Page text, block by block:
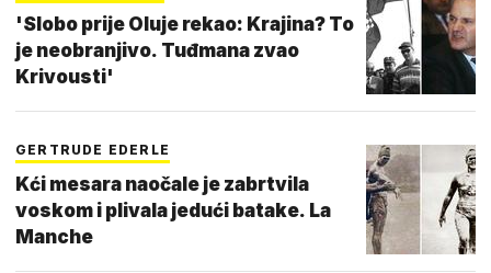
'Slobo prije Oluje rekao: Krajina? To
je neobranjivo. Tuđmana zvao
Krivousti'
GERTRUDE EDERLE
Kći mesara naočale je zabrtvila
voskom i plivala jedući batake. La
Manche